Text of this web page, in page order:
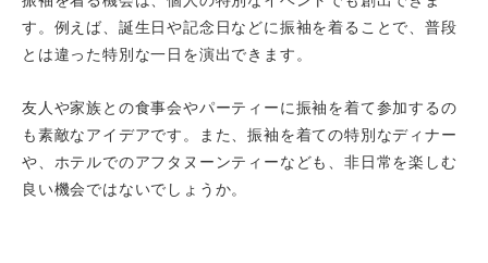
す。例えば、誕生日や記念日などに振袖を着ることで、普段
とは違った特別な一日を演出できます。
友人や家族との食事会やパーティーに振袖を着て参加するの
も素敵なアイデアです。また、振袖を着ての特別なディナー
や、ホテルでのアフタヌーンティーなども、非日常を楽しむ
良い機会ではないでしょうか。